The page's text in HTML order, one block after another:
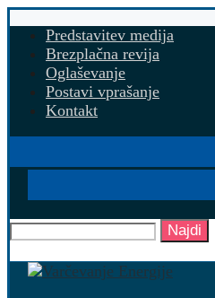
Predstavitev medija
Brezplačna revija
Oglaševanje
Postavi vprašanje
Kontakt
Najdi